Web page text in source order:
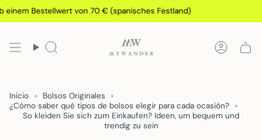
Gehen
Sie
Inhalt
Bestellwert von 70 € (spanisches Festland)
Suchen Konto
Inicio
Bolsos Originales
¿Cómo saber qué tipos de bolsos elegir para cada ocasión?
So kleiden Sie sich zum Einkaufen? Ideen, um bequem und
trendig zu sein